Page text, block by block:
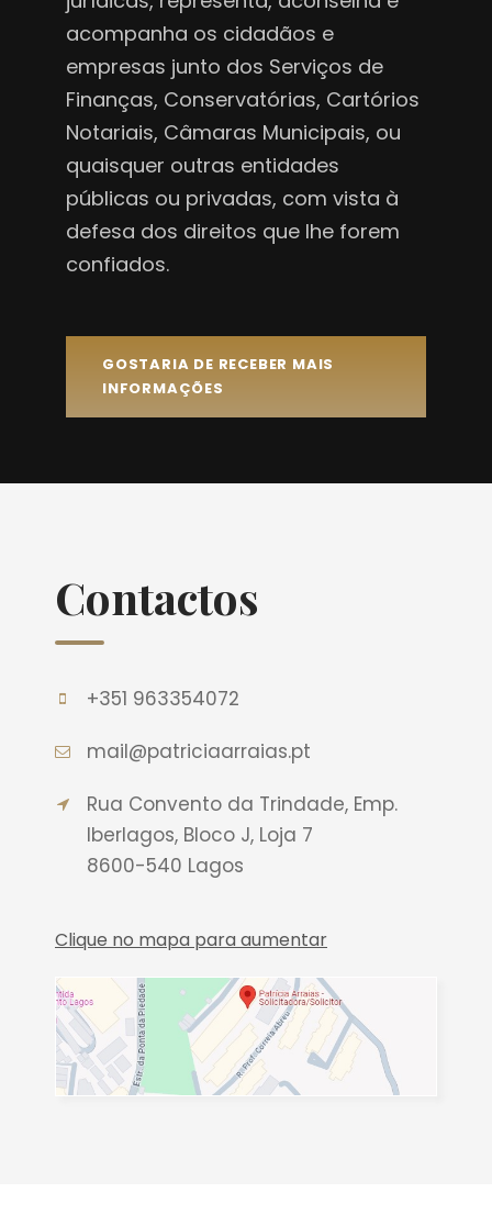
acompanha os cidadãos e
empresas junto dos Serviços de
Finanças, Conservatórias, Cartórios
Notariais, Câmaras Municipais, ou
quaisquer outras entidades
públicas ou privadas, com vista à
defesa dos direitos que lhe forem
confiados.
GOSTARIA DE RECEBER MAIS
INFORMAÇÕES
Contactos
+351 963354072
mail@patriciaarraias.pt
Rua Convento da Trindade, Emp.
Iberlagos, Bloco J, Loja 7
8600-540 Lagos
Clique no mapa para aumentar